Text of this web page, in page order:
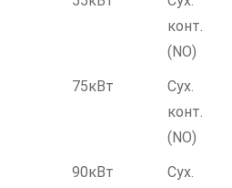
конт.
(NO)
75кВт
Сух.
конт.
(NO)
90кВт
Сух.